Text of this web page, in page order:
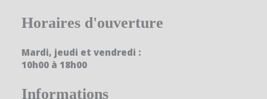
Horaires d'ouverture
Mardi, jeudi et vendredi :
10h00 à 18h00
Informations